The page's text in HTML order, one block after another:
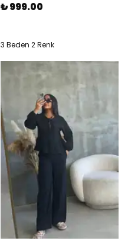
₺ 999.00
3 Beden 2 Renk